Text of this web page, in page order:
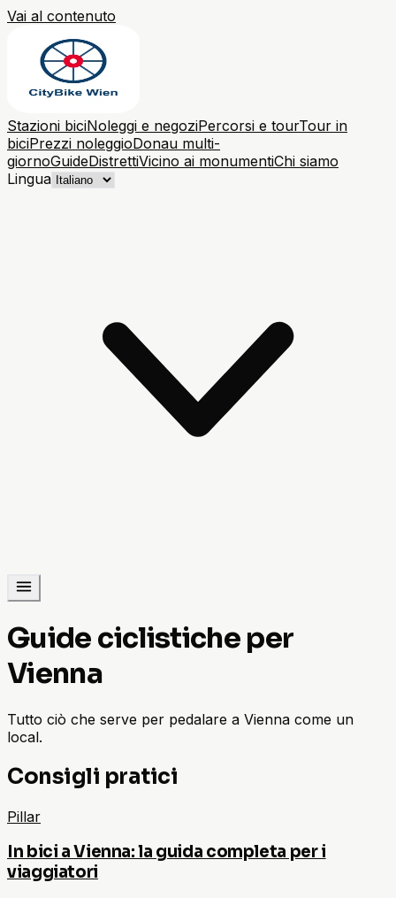
Vai al contenuto
Stazioni biciNoleggi e negoziPercorsi e tourTour in
biciPrezzi noleggioDonau multi-
giornoGuideDistrettiVicino ai monumentiChi siamo
Lingua
Guide ciclistiche per
Vienna
Tutto ciò che serve per pedalare a Vienna come un
local.
Consigli pratici
Pillar
In bici a Vienna: la guida completa per i
viaggiatori